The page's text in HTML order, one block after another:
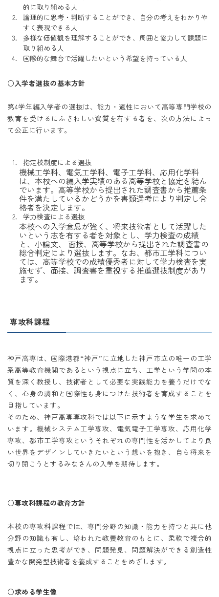
的に取り組める人
論理的に思考・判断することができ、自分の考えをわかりや
すく表現できる人
多様な価値観を理解することができ、周囲と協力して課題に
取り組める人
国際的な舞台で活躍したいという希望を持っている人
○入学者選抜の基本方針
第4学年編入学者の選抜は、能力・適性において高等専門学校の
教育を受けるにふさわしい資質を有する者を、次の方法によっ
て公正に行います。
指定校制度による選抜
機械工学科、電気工学科、電子工学科、応用化学科
は、本校への編入学実績のある高等学校と協定を結ん
でいます。高等学校から提出された調査書から推薦条
件を満たしているかどうかを書類選考により判定し合
格者を決定します。
学力検査による選抜
本校への入学意思が強く、将来技術者として活躍した
いという志を有する者を対象とし、学力検査の成績
と、小論文、 面接、高等学校から提出された調査書の
総合判定により選抜します。なお、都市工学科につい
ては、高等学校での成績優秀者に対して学力検査を実
施せず、面接、調査書を重視する推薦選抜制度があり
ます。
専攻科課程
神戸高専は、国際港都“神戸”に立地した神戸市立の唯一の工学
系高等教育機関であるという視点に立ち、工学という学問の本
質を深く教授し、技術者として必要な実践能力を養うだけでな
く、心身の調和と国際性も身につけた技術者を育成することを
目指しています。
そのため、神戸高専専攻科では以下に示すような学生を求めて
います。機械システム工学専攻、電気電子工学専攻、応用化学
専攻、都市工学専攻というそれぞれの専門性を活かしてより良
い世界をデザインしていきたいという想いを抱き、自ら将来を
切り開こうとするみなさんの入学を期待します。
○専攻科課程の教育方針
本校の専攻科課程では、専門分野の知識・能力を持つと共に他
分野の知識も有し、培われた教養教育のもとに、柔軟で複合的
視点に立った思考ができ、問題発見、問題解決ができる創造性
豊かな開発型技術者を養成することをめざします。
○求める学生像